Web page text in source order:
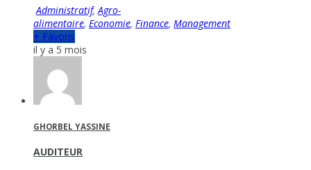
Administratif,Agro-
alimentaire, Economie, Finance, Management
+ Favoris
il y a 5 mois
GHORBEL YASSINE
AUDITEUR